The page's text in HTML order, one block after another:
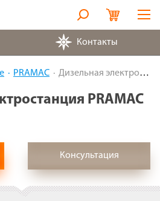
Контакты
PRAMAC Дизельная электростанция PRAMAC GBW 45 Y
PRAMAC
Консультация